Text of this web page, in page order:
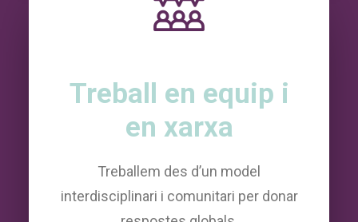
Treball en equip i
en xarxa
Treballem des d’un model
interdisciplinari i comunitari per donar